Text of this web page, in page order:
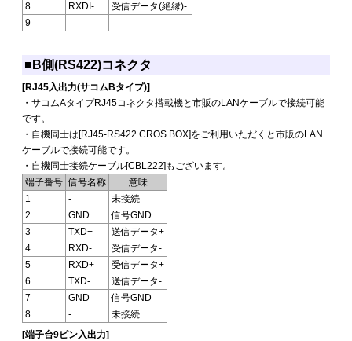
8
RXDI-
受信データ(絶縁)-
9
■B側(RS422)コネクタ
[RJ45入出力(サコムBタイプ)]
・サコムAタイプRJ45コネクタ搭載機と市販のLANケーブルで接続可能
です。
・自機同士は[RJ45-RS422 CROS BOX]をご利用いただくと市販のLAN
ケーブルで接続可能です。
・自機同士接続ケーブル[CBL222]もございます。
端子番号 信号名称
意味
1
-
未接続
2
GND
信号GND
3
TXD+
送信データ+
4
RXD-
受信データ-
5
RXD+
受信データ+
6
TXD-
送信データ-
7
GND
信号GND
8
-
未接続
[端子台9ピン入出力]